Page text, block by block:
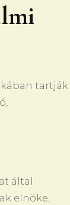
tartják
által
elnöke,